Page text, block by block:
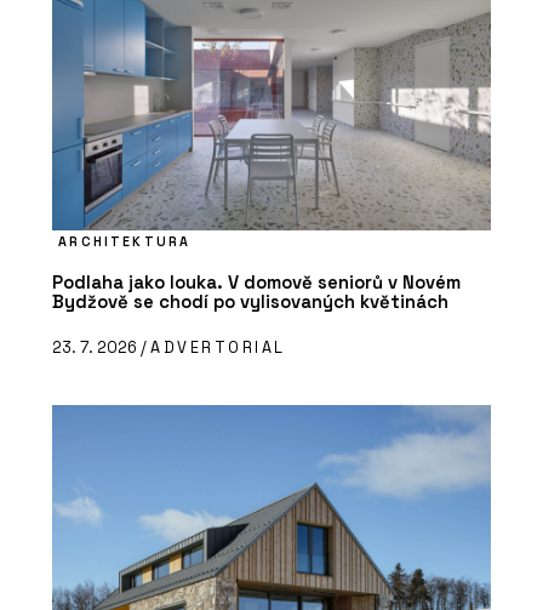
ARCHITEKTURA
Podlaha jako louka. V domově seniorů v Novém
Bydžově se chodí po vylisovaných květinách
23. 7. 2026 /ADVERTORIAL